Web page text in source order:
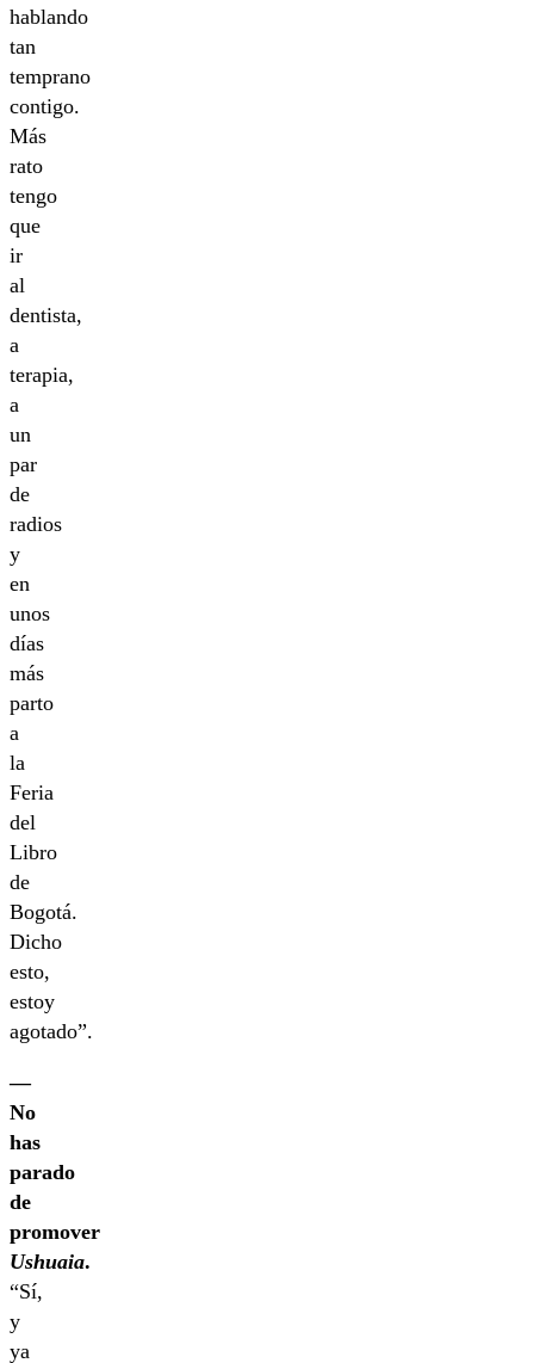
hablando
tan
temprano
contigo.
Más
rato
tengo
que
ir
al
dentista,
a
terapia,
a
un
par
de
radios
y
en
unos
días
más
parto
a
la
Feria
del
Libro
de
Bogotá.
Dicho
esto,
estoy
agotado”.
—
No
has
parado
de
promover
Ushuaia.
“Sí,
y
ya